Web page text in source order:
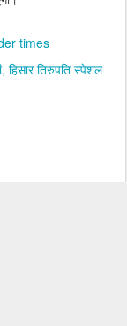
times
हिसार तिरुपति स्पेशल